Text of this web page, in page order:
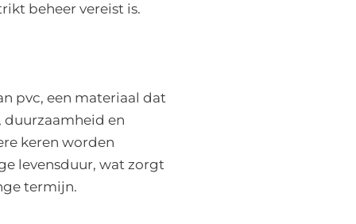
beheer vereist is.
pvc, een materiaal dat
en
keren worden
levensduur, wat zorgt
termijn.